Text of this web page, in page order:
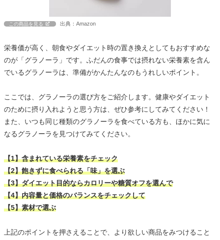
この商品を見る 出典：Amazon
栄養価が高く、朝食やダイエット時の置き換えとしてもおすすめな
のが「グラノーラ」です。ふだんの食事では摂れない栄養素を含ん
でいるグラノーラは、準備がかんたんなのもうれしいポイント。
ここでは、グラノーラの選び方をご紹介します。健康やダイエット
のために摂り入れようと思う方は、ぜひ参考にしてみてください！
また、いつも同じ種類のグラノーラを食べている方も、ほかに気に
なるグラノーラを見つけてみてください。
【1】含まれている栄養素をチェック
【2】飽きずに食べられる「味」を選ぶ
【3】ダイエット目的ならカロリーや糖質オフを選んで
【4】内容量と価格のバランスをチェックして
【5】素材で選ぶ
上記のポイントを押さえることで、より欲しい商品をみつけること